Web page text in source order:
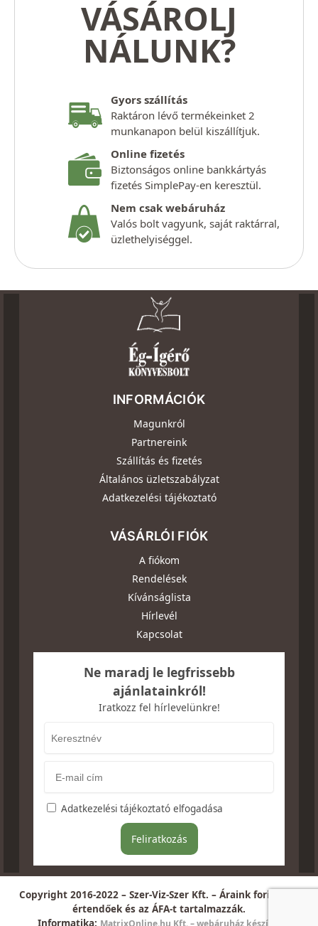
VÁSÁROLJ
NÁLUNK?
Gyors szállítás
Raktáron lévő termékeinket 2
munkanapon belül kiszállítjuk.
Online fizetés
Biztonságos online bankkártyás
fizetés SimplePay-en keresztül.
Nem csak webáruház
Valós bolt vagyunk, saját raktárral,
üzlethelyiséggel.
INFORMÁCIÓK
Magunkról
Partnereink
Szállítás és fizetés
Általános üzletszabályzat
Adatkezelési tájékoztató
VÁSÁRLÓI FIÓK
A fiókom
Rendelések
Kívánságlista
Hírlevél
Kapcsolat
Ne maradj le legfrissebb
ajánlatainkról!
Iratkozz fel hírlevelünkre!
Adatkezelési tájékoztató elfogadása
Copyright 2016-2022 – Szer-Viz-Szer Kft. – Áraink forintban
értendőek és az ÁFA-t tartalmazzák.
Informatika: